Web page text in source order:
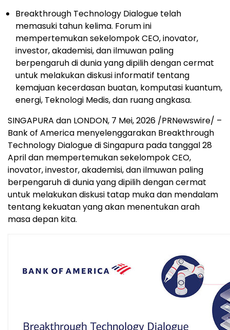
Breakthrough Technology Dialogue telah
memasuki tahun kelima. Forum ini
mempertemukan sekelompok CEO, inovator,
investor, akademisi, dan ilmuwan paling
berpengaruh di dunia yang dipilih dengan cermat
untuk melakukan diskusi informatif tentang
kemajuan kecerdasan buatan, komputasi kuantum,
energi, Teknologi Medis, dan ruang angkasa.
SINGAPURA dan LONDON, 7 Mei, 2026 /PRNewswire/ –
Bank of America menyelenggarakan Breakthrough
Technology Dialogue di Singapura pada tanggal 28
April dan mempertemukan sekelompok CEO,
inovator, investor, akademisi, dan ilmuwan paling
berpengaruh di dunia yang dipilih dengan cermat
untuk melakukan diskusi tatap muka dan mendalam
tentang kekuatan yang akan menentukan arah
masa depan kita.